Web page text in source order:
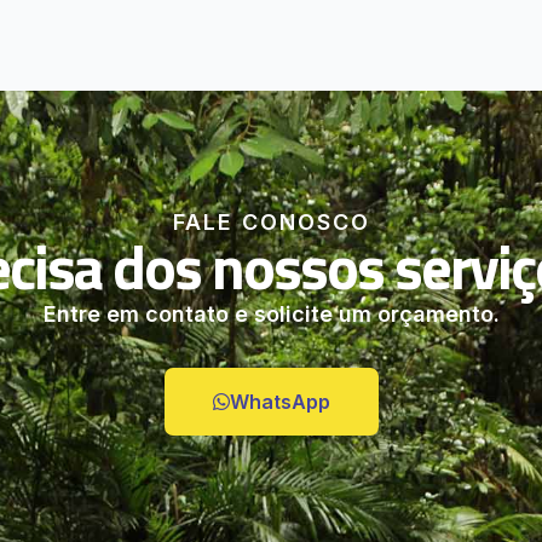
FALE CONOSCO
dos nossos
Entre em contato e solicite um orçamento.
WhatsApp